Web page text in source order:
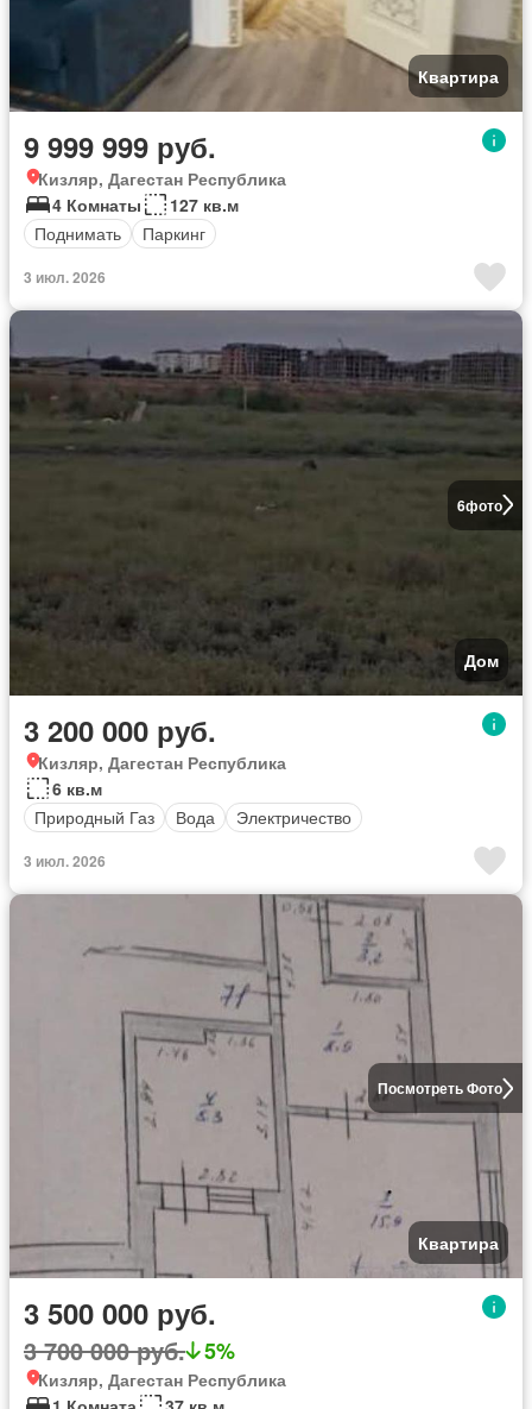
Квартира
9 999 999 руб.
Кизляр, Дагестан Республика
4 Комнаты
127 кв.м
Поднимать
Паркинг
3 июл. 2026
6фото
Дом
3 200 000 руб.
Кизляр, Дагестан Республика
6 кв.м
Природный Газ
Вода Электричество
3 июл. 2026
Посмотреть Фото
Квартира
3 500 000 руб.
3 700 000 руб. 5%
Кизляр, Дагестан Республика